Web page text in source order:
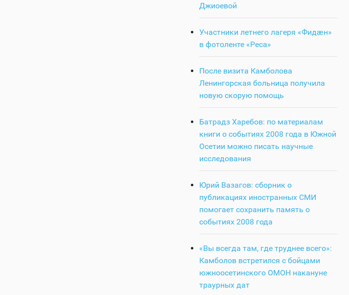
Джиоевой
Участники летнего лагеря «Фидӕн»
в фотоленте «Реса»
После визита Камболова
Ленингорская больница получила
новую скорую помощь
Батрадз Харебов: по материалам
книги о событиях 2008 года в Южной
Осетии можно писать научные
исследования
Юрий Вазагов: сборник о
публикациях иностранных СМИ
помогает сохранить память о
событиях 2008 года
«Вы всегда там, где труднее всего»:
Камболов встретился с бойцами
южноосетинского ОМОН накануне
траурных дат